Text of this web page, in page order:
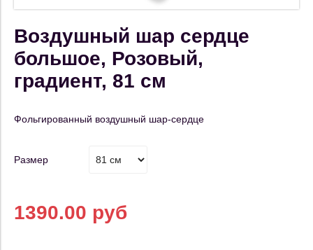
Воздушный шар сердце
большое, Розовый,
градиент, 81 см
Фольгированный воздушный шар-сердце
Размер
1390.00 руб